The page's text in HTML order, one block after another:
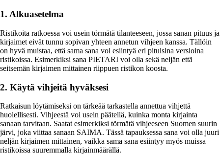
1. Alkuasetelma
Ristikoita ratkoessa voi usein törmätä tilanteeseen, jossa sanan pituus ja
kirjaimet eivät tunnu sopivan yhteen annetun vihjeen kanssa. Tällöin
on hyvä muistaa, että sama sana voi esiintyä eri pituisina versioina
ristikoissa. Esimerkiksi sana PIETARI voi olla sekä neljän että
seitsemän kirjaimen mittainen riippuen ristikon koosta.
2. Käytä vihjeitä hyväksesi
Ratkaisun löytämiseksi on tärkeää tarkastella annettua vihjettä
huolellisesti. Vihjeestä voi usein päätellä, kuinka monta kirjainta
sanaan tarvitaan. Saatat esimerkiksi törmätä vihjeeseen Suomen suurin
järvi, joka viittaa sanaan SAIMA. Tässä tapauksessa sana voi olla juuri
neljän kirjaimen mittainen, vaikka sama sana esiintyy myös muissa
ristikoissa suuremmalla kirjainmäärällä.